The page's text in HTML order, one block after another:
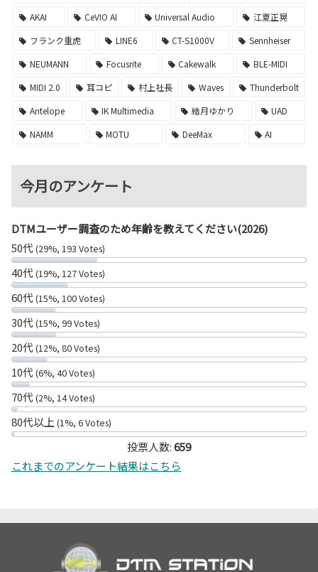
AKAI
CeVIO AI Universal Audio
江夏正晃
フランク重虎
LINE6 CT-S1000V
Sennheiser
NEUMANN
Focusrite Cakewalk
BLE-MIDI
MIDI 2.0
耳コピ 村上社長 Waves
Thunderbolt
Antelope
IK Multimedia 結月ゆかり
UAD
NAMM
MOTU DeeMax AI
今月のアンケート
DTMユーザー調査のため年齢を教えてください(2026)
50代(29%, 193 Votes)
40代(19%, 127 Votes)
60代(15%, 100 Votes)
30代(15%, 99 Votes)
20代(12%, 80 Votes)
10代(6%, 40 Votes)
70代(2%, 14 Votes)
80代以上 (1%, 6 Votes)
投票人数:659
これまでのアンケート結果はこちら